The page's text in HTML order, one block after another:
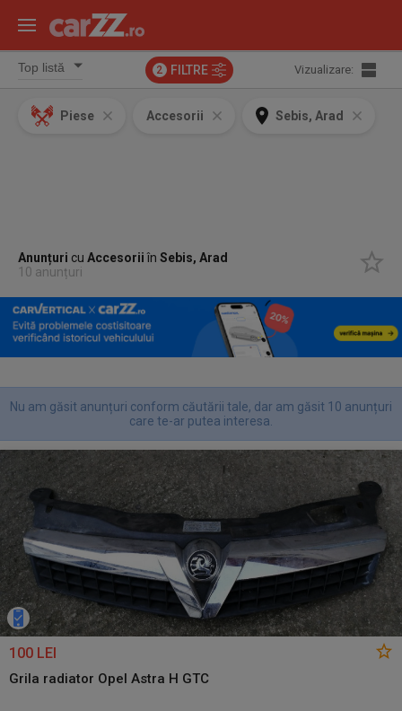
2 FILTRE Vizualizare:
Piese Accesorii Sebis, Arad
Anunțuri cuAccesoriiînSebis, Arad
10 anunțuri
Nu am găsit anunțuri conform căutării tale, dar am găsit 10 anunțuri
care te-ar putea interesa.
100 LEI
Grila radiator Opel Astra H GTC